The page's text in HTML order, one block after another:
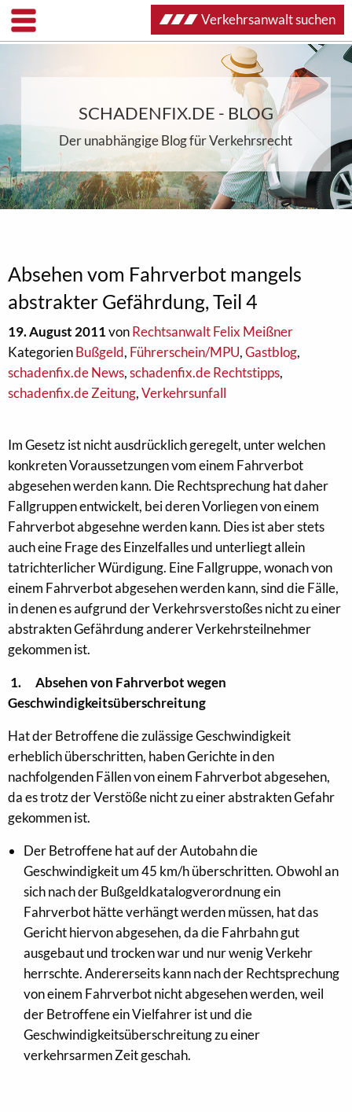
SCHADENFIX.DE - BLOG
Der unabhängige Blog für Verkehrsrecht
Absehen vom Fahrverbot mangels
abstrakter Gefährdung, Teil 4
19. August 2011vonRechtsanwalt Felix Meißner
KategorienBußgeld, Führerschein/MPU,Gastblog,
schadenfix.de News,schadenfix.de Rechtstipps,
schadenfix.de Zeitung,Verkehrsunfall
Im Gesetz ist nicht ausdrücklich geregelt, unter welchen
konkreten Voraussetzungen vom einem Fahrverbot
abgesehen werden kann. Die Rechtsprechung hat daher
Fallgruppen entwickelt, bei deren Vorliegen von einem
Fahrverbot abgesehne werden kann. Dies ist aber stets
auch eine Frage des Einzelfalles und unterliegt allein
tatrichterlicher Würdigung. Eine Fallgruppe, wonach von
einem Fahrverbot abgesehen werden kann, sind die Fälle,
in denen es aufgrund der Verkehrsverstoßes nicht zu einer
abstrakten Gefährdung anderer Verkehrsteilnehmer
gekommen ist.
1. Absehen von Fahrverbot wegen
Geschwindigkeitsüberschreitung
Hat der Betroffene die zulässige Geschwindigkeit
erheblich überschritten, haben Gerichte in den
nachfolgenden Fällen von einem Fahrverbot abgesehen,
da es trotz der Verstöße nicht zu einer abstrakten Gefahr
gekommen ist.
Der Betroffene hat auf der Autobahn die
Geschwindigkeit um 45 km/h überschritten. Obwohl an
sich nach der Bußgeldkatalogverordnung ein
Fahrverbot hätte verhängt werden müssen, hat das
Gericht hiervon abgesehen, da die Fahrbahn gut
ausgebaut und trocken war und nur wenig Verkehr
herrschte. Andererseits kann nach der Rechtsprechung
von einem Fahrverbot nicht abgesehen werden, weil
der Betroffene ein Vielfahrer ist und die
Geschwindigkeitsüberschreitung zu einer
verkehrsarmen Zeit geschah.
Verkehrsanwalt suchen